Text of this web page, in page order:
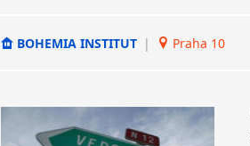
BOHEMIA INSTITUT | Praha 10